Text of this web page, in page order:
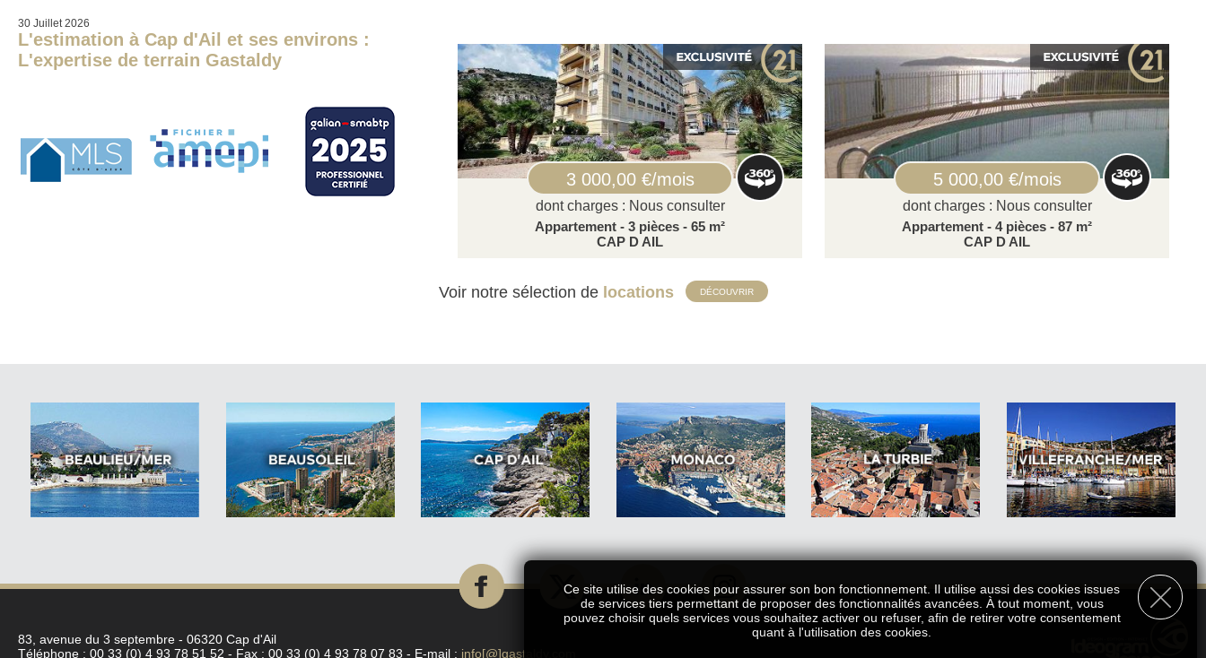
30 Juillet 2026
L'estimation à Cap d'Ail et ses environs :
L'expertise de terrain Gastaldy
3 000,00 €/mois
dont charges : Nous consulter
Appartement - 3 pièces - 65 m²
CAP D AIL
5 000,00 €/mois
dont charges : Nous consulter
Appartement - 4 pièces - 87 m²
CAP D AIL
Voir notre sélection de locations DÉCOUVRIR
83, avenue du 3 septembre - 06320 Cap d'Ail
Téléphone : 00 33 (0) 4 93 78 51 52 - Fax : 00 33 (0) 4 93 78 07 83 - E-mail : info[@]gastaldy.com
Ce site utilise des cookies pour assurer son bon fonctionnement. Il utilise aussi des cookies issues
de services tiers permettant de proposer des fonctionnalités avancées. À tout moment, vous
pouvez choisir quels services vous souhaitez activer ou refuser, afin de retirer votre consentement
quant à l'utilisation des cookies.